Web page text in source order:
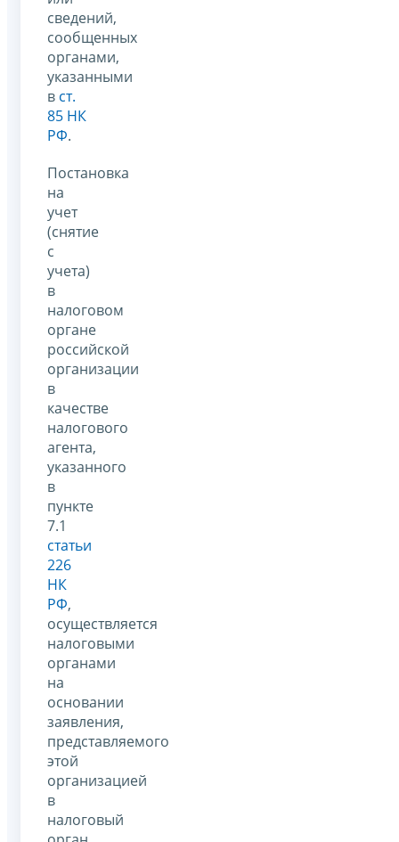
сведений,
сообщенных
органами,
указанными
в ст.
85 НК
РФ.
Постановка
на
учет
(снятие
с
учета)
в
налоговом
органе
российской
организации
в
качестве
налогового
агента,
указанного
в
пункте
7.1
статьи
226
НК
РФ,
осуществляется
налоговыми
органами
на
основании
заявления,
представляемого
этой
организацией
в
налоговый